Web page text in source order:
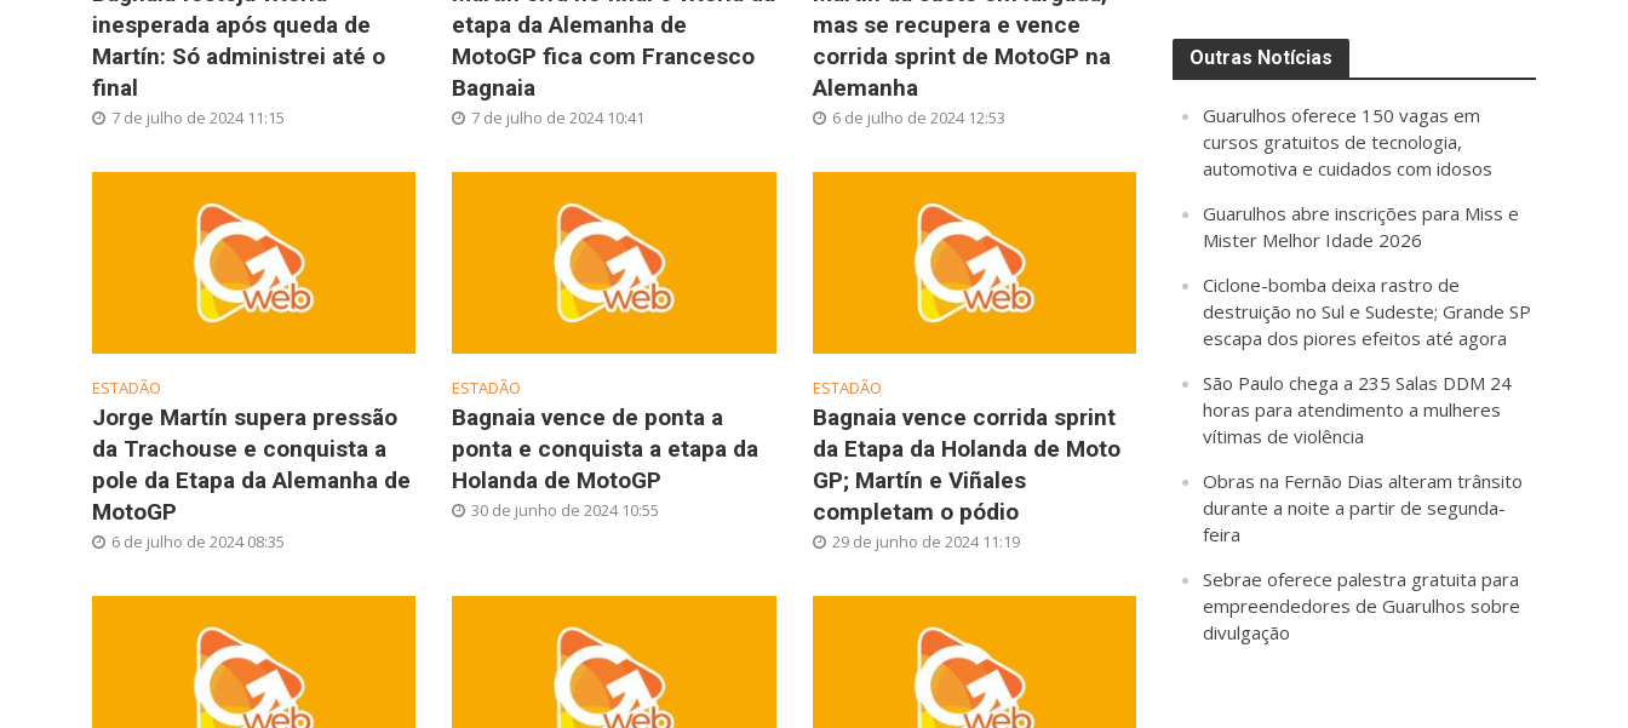
inesperada após queda de
Martín: Só administrei até o
final
7 de julho de 2024 11:15
etapa da Alemanha de
MotoGP fica com Francesco
Bagnaia
7 de julho de 2024 10:41
mas se recupera e vence
corrida sprint de MotoGP na
Alemanha
6 de julho de 2024 12:53
ESTADÃO
Jorge Martín supera pressão
da Trachouse e conquista a
pole da Etapa da Alemanha de
MotoGP
6 de julho de 2024 08:35
ESTADÃO
Bagnaia vence de ponta a
ponta e conquista a etapa da
Holanda de MotoGP
30 de junho de 2024 10:55
ESTADÃO
Bagnaia vence corrida sprint
da Etapa da Holanda de Moto
GP; Martín e Viñales
completam o pódio
29 de junho de 2024 11:19
Outras Notícias
Guarulhos oferece 150 vagas em
cursos gratuitos de tecnologia,
automotiva e cuidados com idosos
Guarulhos abre inscrições para Miss e
Mister Melhor Idade 2026
Ciclone-bomba deixa rastro de
destruição no Sul e Sudeste; Grande SP
escapa dos piores efeitos até agora
São Paulo chega a 235 Salas DDM 24
horas para atendimento a mulheres
vítimas de violência
Obras na Fernão Dias alteram trânsito
durante a noite a partir de segunda-
feira
Sebrae oferece palestra gratuita para
empreendedores de Guarulhos sobre
divulgação